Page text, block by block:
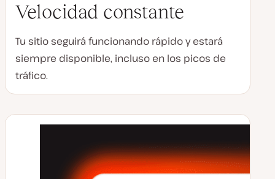
Velocidad constante
Tu sitio seguirá funcionando rápido y estará
siempre disponible, incluso en los picos de
tráfico.